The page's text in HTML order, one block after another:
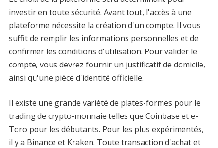
investir en toute sécurité. Avant tout, l'accès à une
plateforme nécessite la création d'un compte. Il vous
suffit de remplir les informations personnelles et de
confirmer les conditions d'utilisation. Pour valider le
compte, vous devrez fournir un justificatif de domicile,
ainsi qu'une pièce d'identité officielle.
Il existe une grande variété de plates-formes pour le
trading de crypto-monnaie telles que Coinbase et e-
Toro pour les débutants. Pour les plus expérimentés,
il y a Binance et Kraken. Toute transaction d'achat et